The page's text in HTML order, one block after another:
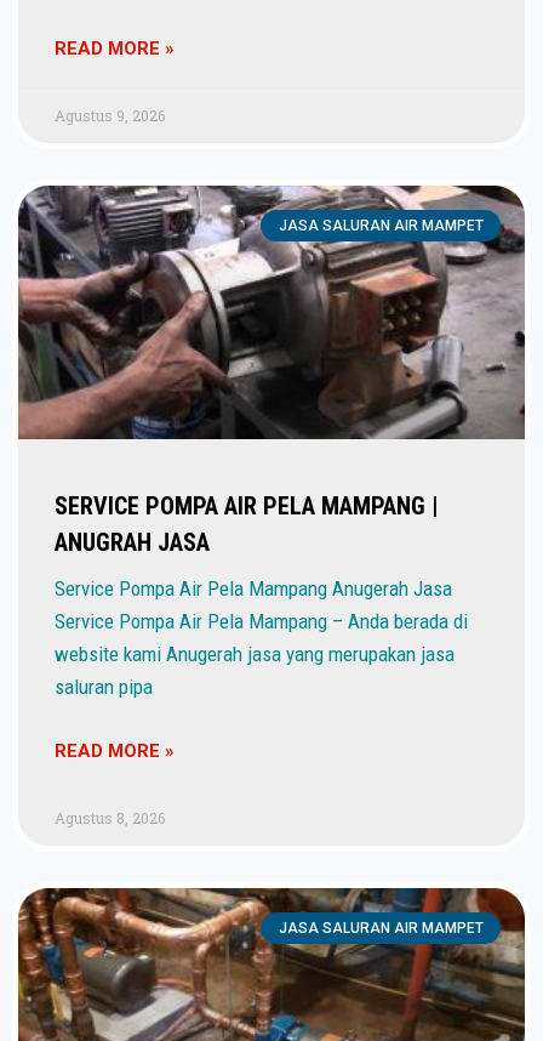
READ MORE »
Agustus 9, 2026
JASA SALURAN AIR MAMPET
SERVICE POMPA AIR PELA MAMPANG |
ANUGRAH JASA
Service Pompa Air Pela Mampang Anugerah Jasa
Service Pompa Air Pela Mampang – Anda berada di
website kami Anugerah jasa yang merupakan jasa
saluran pipa
READ MORE »
Agustus 8, 2026
JASA SALURAN AIR MAMPET